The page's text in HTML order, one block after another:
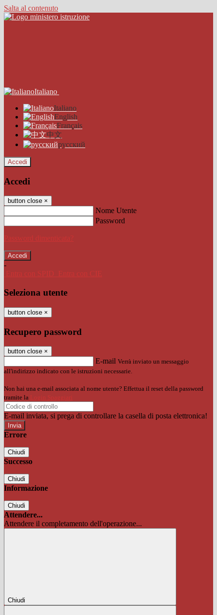
Salta al contenuto
Italiano
Italiano
English
Français
中文
русский
Accedi
Accedi
button close ×
Nome Utente
Password
Password dimenticata?
-
Entra con SPID
Entra con CIE
Seleziona utente
button close ×
Recupero password
button close ×
E-mail Verrà inviato un messaggio
all'indirizzo indicato con le istruzioni necessarie.
Non hai una e-mail associata al nome utente? Effettua il reset della password
tramite la Login Spaggiari
E-mail inviata, si prega di controllare la casella di posta elettronica!
Errore
Chiudi
Successo
Chiudi
Informazione
Chiudi
Attendere...
Attendere il completamento dell'operazione...
Chiudi